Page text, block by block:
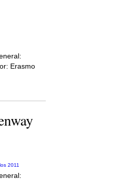
Erasmo